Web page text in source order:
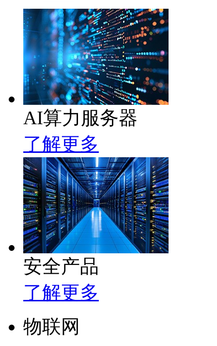
AI算力服务器
了解更多
安全产品
了解更多
物联网